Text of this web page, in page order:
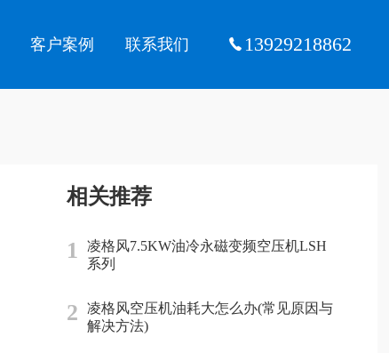
客户案例 联系我们 13929218862
相关推荐
1
凌格风7.5KW油冷永磁变频空压机LSH
系列
2
凌格风空压机油耗大怎么办(常见原因与
解决方法)